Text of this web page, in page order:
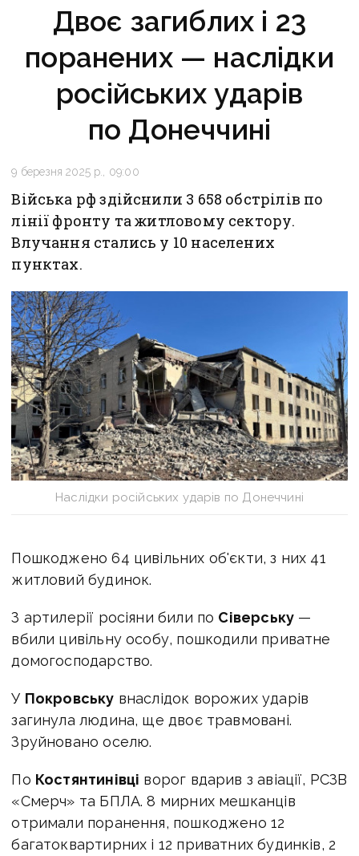
Двоє загиблих і 23
поранених — наслідки
російських ударів
по Донеччині
9 березня 2025 р., 09:00
Війська рф здійснили 3 658 обстрілів по
лінії фронту та житловому сектору.
Влучання стались у 10 населених
пунктах.
Наслідки російських ударів по Донеччині
Пошкоджено 64 цивільних об'єкти, з них 41
житловий будинок.
З артилерії росіяни били по Сіверську —
вбили цивільну особу, пошкодили приватне
домогосподарство.
У Покровську внаслідок ворожих ударів
загинула людина, ще двоє травмовані.
Зруйновано оселю.
По Костянтинівці ворог вдарив з авіації, РСЗВ
«Смерч» та БПЛА. 8 мирних мешканців
отримали поранення, пошкоджено 12
багатоквартирних і 12 приватних будинків, 2